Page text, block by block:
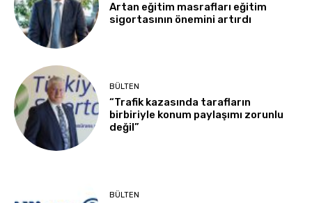
Artan eğitim masrafları eğitim
sigortasının önemini artırdı
BÜLTEN
“Trafik kazasında tarafların
birbiriyle konum paylaşımı zorunlu
değil”
BÜLTEN